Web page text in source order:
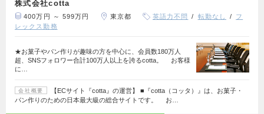
株式会社cotta
400万円 ～ 599万円 東京都 英語力不問 転勤なし
フ
レックス勤務
★お菓子やパン作りが趣味の方を中心に、会員数180万人
超、SNSフォロワー合計100万人以上を誇るcotta。 お客様
に…
会社概要
【ECサイト『cotta』の運営】 ■『cotta（コッタ）』は、お菓子・
パン作りのための日本最大級の総合サイトです。 お…